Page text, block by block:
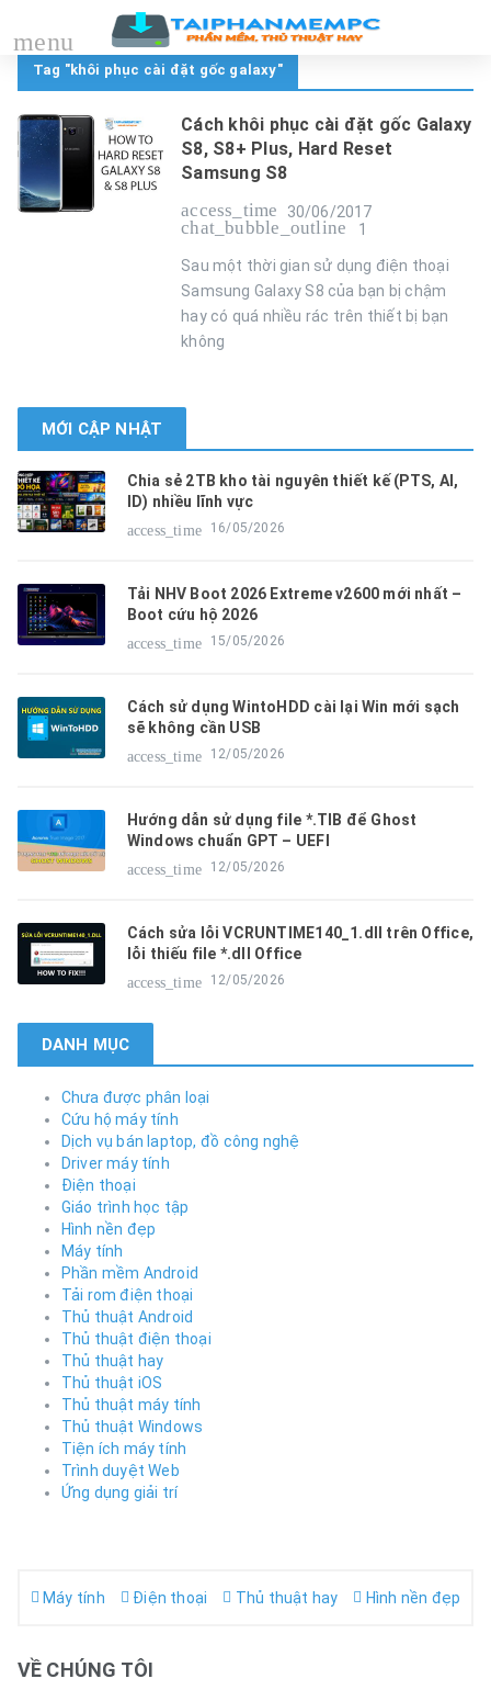
Tag "khôi phục cài đặt gốc galaxy"
Cách khôi phục cài đặt gốc Galaxy
S8, S8+ Plus, Hard Reset
Samsung S8
access_time
30/06/2017
chat_bubble_outline 1
Sau một thời gian sử dụng điện thoại
Samsung Galaxy S8 của bạn bị chậm
hay có quá nhiều rác trên thiết bị bạn
không
MỚI CẬP NHẬT
Chia sẻ 2TB kho tài nguyên thiết kế (PTS, AI,
ID) nhiều lĩnh vực
access_time
16/05/2026
Tải NHV Boot 2026 Extreme v2600 mới nhất –
Boot cứu hộ 2026
access_time
15/05/2026
Cách sử dụng WintoHDD cài lại Win mới sạch
sẽ không cần USB
access_time
12/05/2026
Hướng dẫn sử dụng file *.TIB để Ghost
Windows chuẩn GPT – UEFI
access_time
12/05/2026
Cách sửa lỗi VCRUNTIME140_1.dll trên Office,
lỗi thiếu file *.dll Office
access_time
12/05/2026
DANH MỤC
Chưa được phân loại
Cứu hộ máy tính
Dịch vụ bán laptop, đồ công nghệ
Driver máy tính
Điện thoại
Giáo trình học tập
Hình nền đẹp
Máy tính
Phần mềm Android
Tải rom điện thoại
Thủ thuật Android
Thủ thuật điện thoại
Thủ thuật hay
Thủ thuật iOS
Thủ thuật máy tính
Thủ thuật Windows
Tiện ích máy tính
Trình duyệt Web
Ứng dụng giải trí
Máy tính Điện thoại Thủ thuật hay Hình nền đẹp
VỀ CHÚNG TÔI
menu